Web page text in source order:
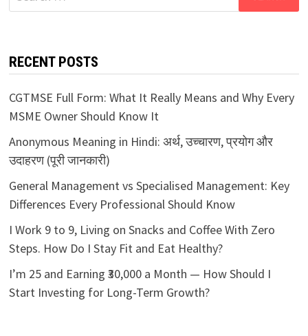
for:
RECENT POSTS
CGTMSE Full Form: What It Really Means and Why Every
MSME Owner Should Know It
Anonymous Meaning in Hindi: अर्थ, उच्चारण, प्रयोग और
उदाहरण (पूरी जानकारी)
General Management vs Specialised Management: Key
Differences Every Professional Should Know
I Work 9 to 9, Living on Snacks and Coffee With Zero
Steps. How Do I Stay Fit and Eat Healthy?
I’m 25 and Earning ₹30,000 a Month — How Should I
Start Investing for Long-Term Growth?